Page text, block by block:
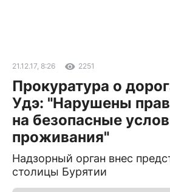
21.12.17, 8:26 2251
Прокуратура о
Удэ: "Нарушены
на безопасные
проживания"
Надзорный орган внес
столицы Бурятии